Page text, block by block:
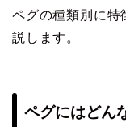
ペグの種類別に特
説します。
ペグにはどん